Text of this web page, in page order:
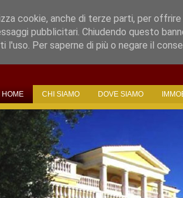
HOME CHI SIAMO DOVE SIAMO
cookie, anche di terze parti, per
pubblicitari. Chiudendo questo
l'uso. Per saperne di più o negare il